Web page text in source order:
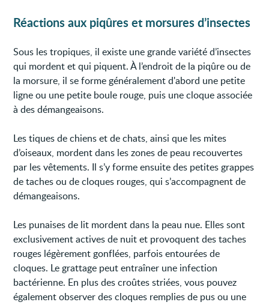
Réactions aux piqûres et morsures d’insectes
Sous les tropiques, il existe une grande variété d’insectes
qui mordent et qui piquent. À l’endroit de la piqûre ou de
la morsure, il se forme généralement d'abord une petite
ligne ou une petite boule rouge, puis une cloque associée
à des démangeaisons.
Les tiques de chiens et de chats, ainsi que les mites
d’oiseaux, mordent dans les zones de peau recouvertes
par les vêtements. Il s’y forme ensuite des petites grappes
de taches ou de cloques rouges, qui s’accompagnent de
démangeaisons.
Les punaises de lit mordent dans la peau nue. Elles sont
exclusivement actives de nuit et provoquent des taches
rouges légèrement gonflées, parfois entourées de
cloques. Le grattage peut entraîner une infection
bactérienne. En plus des croûtes striées, vous pouvez
également observer des cloques remplies de pus ou une